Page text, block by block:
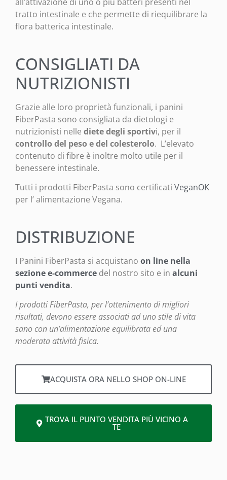
tratto intestinale e che permette di riequilibrare la
flora batterica intestinale.
CONSIGLIATI DA
NUTRIZIONISTI
Grazie alle loro proprietà funzionali, i panini
FiberPasta sono consigliata da dietologi e
nutrizionisti nelle diete degli sportivi, per il
controllo del peso e del colesterolo. L’elevato
contenuto di fibre è inoltre molto utile per il
benessere intestinale.
Tutti i prodotti FiberPasta sono certificati VeganOK
per l’ alimentazione Vegana.
DISTRIBUZIONE
I Panini FiberPasta si acquistano on line nella
sezionee-commerce del nostro sito e in alcuni
punti vendita.
I prodotti FiberPasta, per l’ottenimento di migliori
risultati, devono essere associati ad uno stile di vita
sano con un’alimentazione equilibrata ed una
moderata attività fisica.
ACQUISTA ORA NELLO SHOP ON-LINE
TROVA IL PUNTO VENDITA PIÙ VICINO A
TE